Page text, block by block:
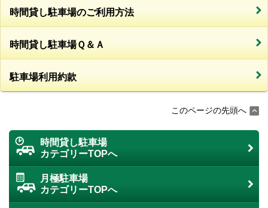
時間貸し駐車場のご利用方法
時間貸し駐車場Ｑ＆Ａ
駐車場利用約款
このページの先頭へ
時間貸し駐車場
カテゴリーTOPへ
月極駐車場
カテゴリーTOPへ